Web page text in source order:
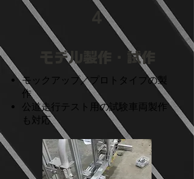
4
モデル製作・試作
モックアップ／プロトタイプの製
作
公道走行テスト用の試験車両製作
も対応